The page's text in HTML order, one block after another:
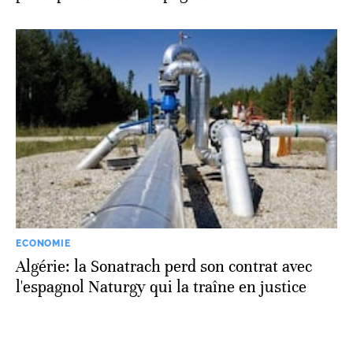
ECONOMIE
Algérie: la Sonatrach perd son contrat avec
l'espagnol Naturgy qui la traîne en justice